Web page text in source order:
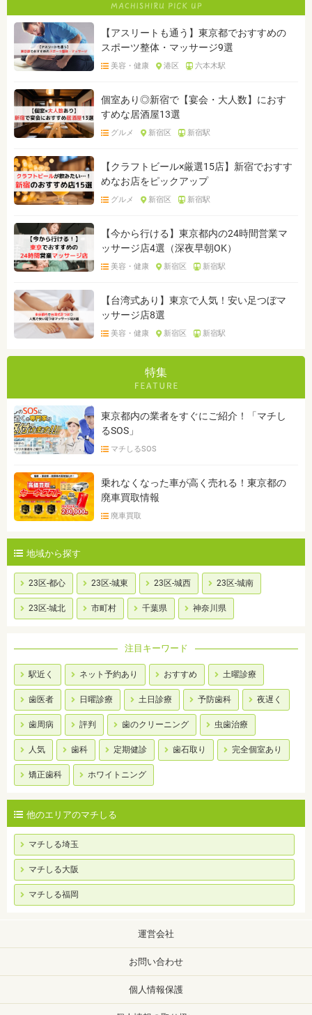
【アスリートも通う】東京都でおすすめの
スポーツ整体・マッサージ9選
美容・健康 港区 六本木駅
個室あり◎新宿で【宴会・大人数】におす
すめな居酒屋13選
グルメ 新宿区 新宿駅
【クラフトビール×厳選15店】新宿でおすす
めなお店をピックアップ
グルメ 新宿区 新宿駅
【今から行ける】東京都内の24時間営業マ
ッサージ店4選（深夜早朝OK）
美容・健康 新宿区 新宿駅
【台湾式あり】東京で人気！安い足つぼマ
ッサージ店8選
美容・健康 新宿区 新宿駅
特集
東京都内の業者をすぐにご紹介！「マチし
るSOS」
マチしるSOS
乗れなくなった車が高く売れる！東京都の
廃車買取情報
廃車買取
地域から探す
23区-都心 23区-城東 23区-城西 23区-城南
23区-城北 市町村 千葉県 神奈川県
注目キーワード
駅近く ネット予約あり おすすめ 土曜診療
歯医者 日曜診療 土日診療 予防歯科 夜遅く
歯周病 評判 歯のクリーニング 虫歯治療
人気 歯科 定期健診 歯石取り 完全個室あり
矯正歯科 ホワイトニング
他のエリアのマチしる
マチしる埼玉
マチしる大阪
マチしる福岡
運営会社
お問い合わせ
個人情報保護